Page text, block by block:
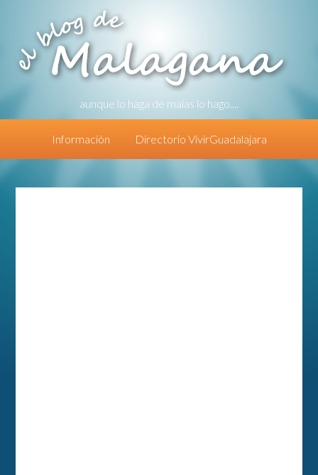
aunque lo haga de malas lo hago....
Información Directorio VivirGuadalajara